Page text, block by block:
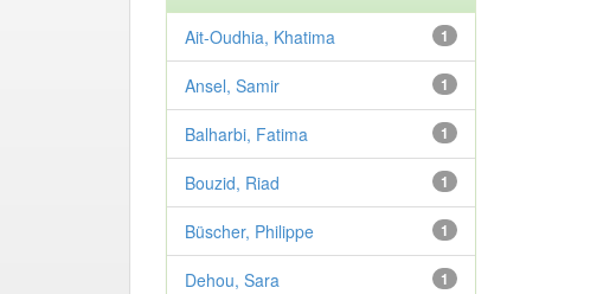
1
Ait-Oudhia, Khatima
1
Ansel, Samir
1
Balharbi, Fatima
1
Bouzid, Riad
1
Büscher, Philippe
1
Dehou, Sara